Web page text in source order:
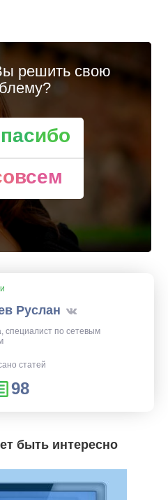
решить свою
Руслан
специалист по сетевым
статей
98
быть интересно